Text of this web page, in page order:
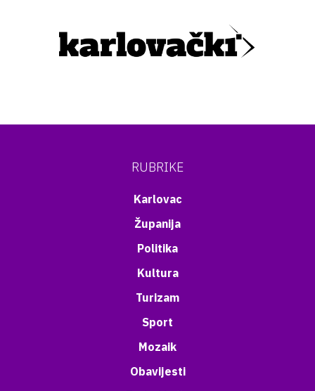
RUBRIKE
Karlovac
Županija
Politika
Kultura
Turizam
Sport
Mozaik
Obavijesti